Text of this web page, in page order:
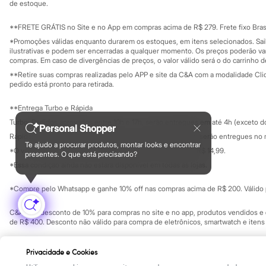
Yessica
Acessórios
Blusas
Calçados
Leggings
Shorts e Bermudas
Tops
Moda íntima
Cintas e Modeladores
Meias
Pijamas
Sutiãs e Tops
Moda praia
Maiôs
Saídas de praia
Personagens
Plus size
Blusas e Camisetas
Calças
Casacos e Jaquetas
Jeans
Personal Shopper
Te ajudo a procurar produtos, montar looks e encontrar
presentes. O que está precisando?
Investidores
Privacidade
Configuração de cookies
Minha privacidade
Educação
Formas de pagamento
de estoque.
**FRETE GRÁTIS no Site e no App em compras acima de R$ 279. Frete fixo
*Promoções válidas enquanto durarem os estoques, em itens selecionados.
ilustrativas e podem ser encerradas a qualquer momento. Os preços poderão
compras. Em caso de divergências de preços, o valor válido será o do carrinho
**Retire suas compras realizadas pelo APP e site da C&A com a modalidade
pedido está pronto para retirada.
**Entrega Turbo e Rápida
Turbo: Pedidos aprovados entre 10h e 17h, serão entregues em até 4h (exceto
Rápida: Pedidos com os pagamentos aprovados até as 10h, serão entregues
*O valor do frete para o turbo é R$ 24,99 e para a rápida é R$ 14,99.
*Essa condição ainda não estará disponível em todas as lojas.
*Compre pelo Whatsapp e ganhe 10% off nas compras acima de R$ 200.
C&A Pay: desconto de 10% para compras no site e no app, produtos vendidos
de R$ 400. Desconto não válido para compra de eletrônicos, smartwatch e
SP Cep: 06455-000 CNPJ 45.242.914/0001-05
Privacidade e Cookies